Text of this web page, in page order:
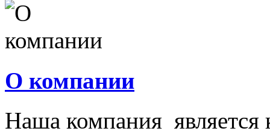
О компании
Наша компания